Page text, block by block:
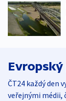
ČT24 každý den
veřejnými médii,